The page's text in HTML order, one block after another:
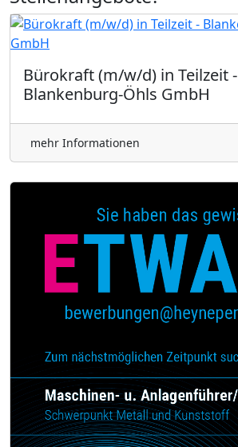
Bürokraft (m/w/d) in Teilzeit -
Blankenburg-Öhls GmbH
mehr Informationen